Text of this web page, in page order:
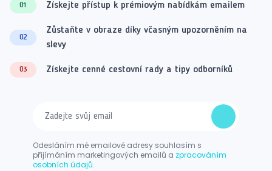
01 Získejte přístup k prémiovým nabídkám emailem
02
Zůstaňte v obraze díky včasným upozorněním na
slevy
03 Získejte cenné cestovní rady a tipy odborníků
Odesláním mé emailové adresy souhlasím s
přijímáním marketingových emailů a zpracováním
osobních údajů.